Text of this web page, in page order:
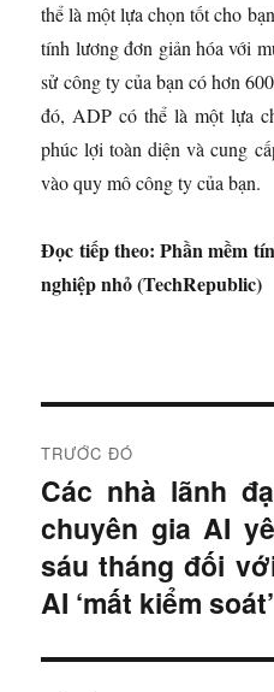
thể là một lựa chọn tốt cho
tính lương đơn giản hóa với
sử công ty của bạn có hơn
đó, ADP có thể là một lựa
phúc lợi toàn diện và cung
vào quy mô công ty của bạn.
Đọc tiếp theo: Phần mềm
nghiệp nhỏ (TechRepublic)
i
ề
u
TRƯỚC ĐÓ
B
à
i
ư
Các nhà lãnh
chuyên gia AI
sáu tháng đối
AI ‘mất kiểm soát’